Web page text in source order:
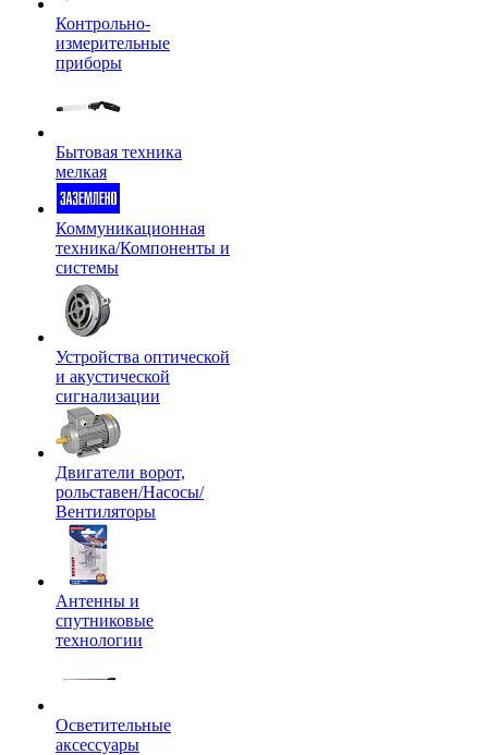
Контрольно-
измерительные
приборы
Бытовая техника
мелкая
Коммуникационная
техника/Компоненты и
системы
Устройства оптической
и акустической
сигнализации
Двигатели ворот,
рольставен/Насосы/
Вентиляторы
Антенны и
спутниковые
технологии
Осветительные
аксессуары